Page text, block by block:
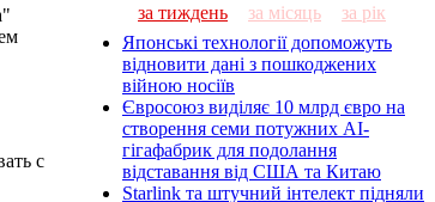
с
за тиждень за місяць
за рік
Японські технології допоможуть
відновити дані з пошкоджених
війною носіїв
Євросоюз виділяє 10 млрд євро на
створення семи потужних AI-
гігафабрик для подолання
відставання від США та Китаю
Starlink та штучний інтелект підняли